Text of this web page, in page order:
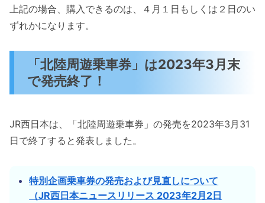
上記の場合、購入できるのは、４月１日もしくは２日のい
ずれかになります。
「北陸周遊乗車券」は2023年3月末
で発売終了！
JR西日本は、「北陸周遊乗車券」の発売を2023年3月31
日で終了すると発表しました。
特別企画乗車券の発売および見直しについて
（JR西日本ニュースリリース 2023年2月2日